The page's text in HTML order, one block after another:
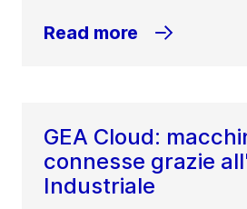
Read more
GEA Cloud:
connesse grazie
Industriale